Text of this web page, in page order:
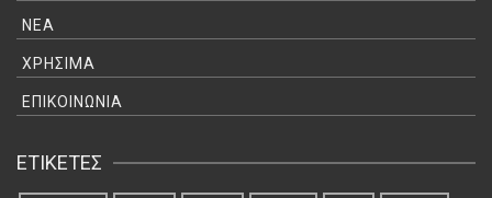
ΝΈΑ
ΧΡΉΣΙΜΑ
ΕΠΙΚΟΙΝΩΝΊΑ
ΕΤΙΚΈΤΕΣ